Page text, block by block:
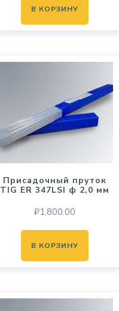
В КОРЗИНУ
Присадочный пруток
TIG ER 347LSI ф 2,0 мм
₽1,800.00
В КОРЗИНУ